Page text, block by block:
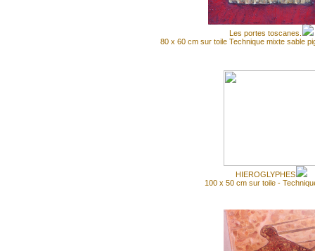
Les portes toscanes.
80 x 60 cm sur toile Technique mixte sable
HIEROGLYPHES
100 x 50 cm sur toile -